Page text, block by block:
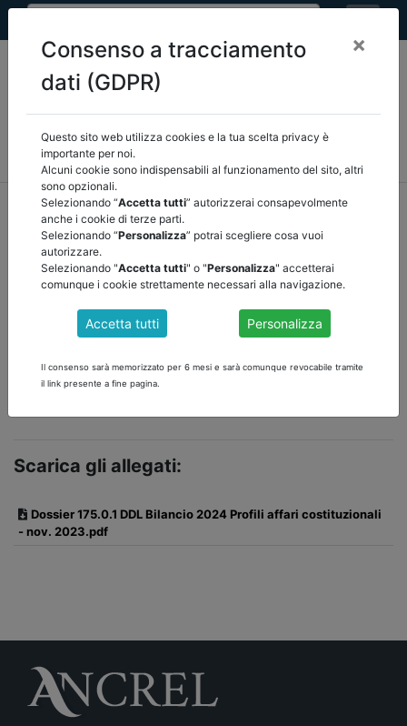
MEF FINANZA LOCALE/OSSERVATORIO
NORMATIVA
CORTE DEI CONTI E GIURISPRUDENZA
home documenti pubblici normativa/torna indietro
DOCUMENTI PUBBLICI
DOSSIER LEGGE DI BILANCIO 2024
Affari costituzionali novembre 2023 A.S. n. 926 (annesso e stati di
previsione)
Scarica gli allegati:
Dossier 175.0.1 DDL Bilancio 2024 Profili affari costituzionali
- nov. 2023.pdf
Consenso a tracciamento
dati (GDPR)
×
Questo sito web utilizza cookies e la tua scelta privacy è
importante per noi.
Alcuni cookie sono indispensabili al funzionamento del sito, altri
sono opzionali.
Selezionando “Accetta tutti” autorizzerai consapevolmente
anche i cookie di terze parti.
Selezionando “Personalizza” potrai scegliere cosa vuoi
autorizzare.
Selezionando "Accetta tutti" o "Personalizza" accetterai
comunque i cookie strettamente necessari alla navigazione.
Accetta tutti Personalizza
Il consenso sarà memorizzato per 6 mesi e sarà comunque revocabile tramite
il link presente a fine pagina.